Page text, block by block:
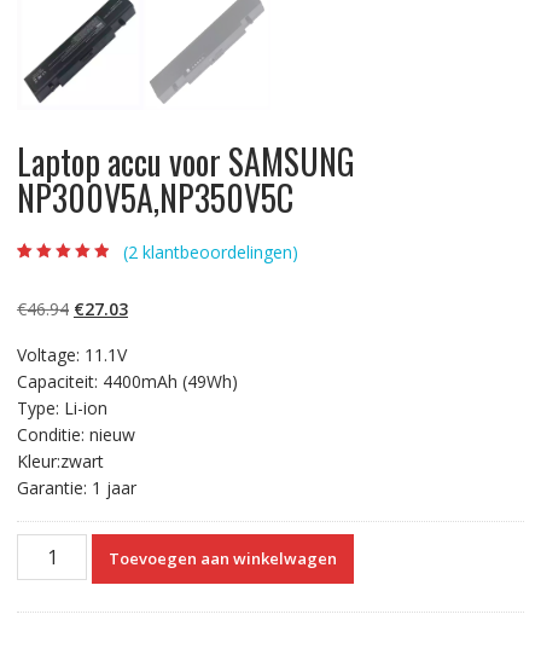
Laptop accu voor SAMSUNG
NP300V5A,NP350V5C
gebaseerd op
klantbeoordelin
(2 klantbeoordelingen)
€46.94 Oorspronkelijke
was:
€46.94.
€27.03Huidige
€27.03.
Voltage: 11.1V
Capaciteit: 4400mAh (49Wh)
Type: Li-ion
Conditie: nieuw
Kleur:zwart
Garantie: 1 jaar
Laptop
Toevoegen aan winkelwagen